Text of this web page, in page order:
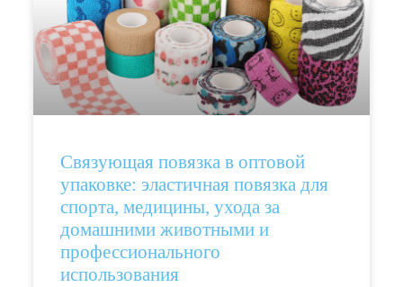
Связующая повязка в оптовой
упаковке: эластичная повязка для
спорта, медицины, ухода за
домашними животными и
профессионального
использования